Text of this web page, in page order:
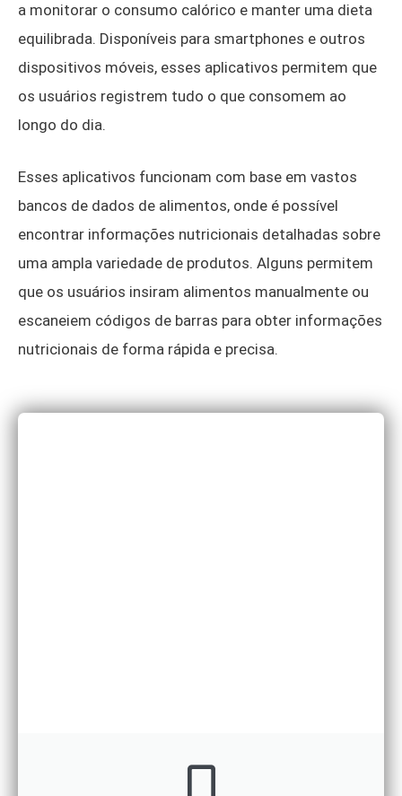
a monitorar o consumo calórico e manter uma dieta
equilibrada. Disponíveis para smartphones e outros
dispositivos móveis, esses aplicativos permitem que
os usuários registrem tudo o que consomem ao
longo do dia.
Esses aplicativos funcionam com base em vastos
bancos de dados de alimentos, onde é possível
encontrar informações nutricionais detalhadas sobre
uma ampla variedade de produtos. Alguns permitem
que os usuários insiram alimentos manualmente ou
escaneiem códigos de barras para obter informações
nutricionais de forma rápida e precisa.